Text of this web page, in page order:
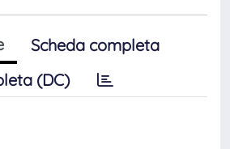
Scheda completa
(DC)